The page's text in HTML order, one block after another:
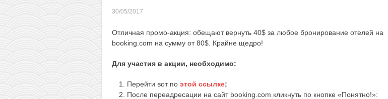
30/05/2017
Отличная промо-акция: обещают вернуть 40$ за любое бронирование отелей на
booking.com на сумму от 80$. Крайне щедро!
Для участия в акции, необходимо:
Перейти вот по этой ссылке;
После переадресации на сайт booking.com кликнуть по кнопке «Понятно!»: